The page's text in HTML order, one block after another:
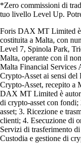
*Zero commissioni di
tuo livello Level Up.
Foris DAX MT Limited è
costituita a Malta, con
Level 7, Spinola Park,
Malta, operante con il
Malta Financial Services
Crypto-Asset ai sensi del
Crypto-Asset, recepito a
DAX MT Limited è
di crypto-asset con
asset; 3. Ricezione e
clienti; 4. Esecuzione di
Servizi di trasferimento
Custodia e gestione di